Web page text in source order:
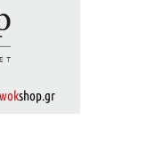
shop.gr